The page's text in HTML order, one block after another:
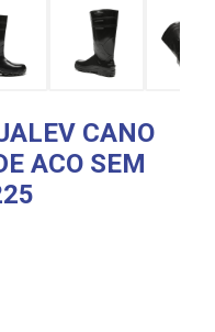
CANO
ACO SEM